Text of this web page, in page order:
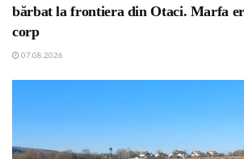
bărbat la frontiera din Otaci. Marfa
corp
07.08.2026